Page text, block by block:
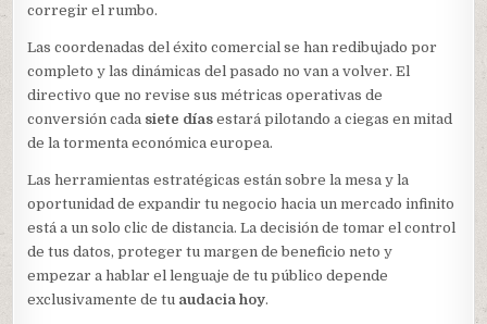
corregir el rumbo.
Las coordenadas del éxito comercial se han redibujado por
completo y las dinámicas del pasado no van a volver. El
directivo que no revise sus métricas operativas de
conversión cada siete días estará pilotando a ciegas en mitad
de la tormenta económica europea.
Las herramientas estratégicas están sobre la mesa y la
oportunidad de expandir tu negocio hacia un mercado infinito
está a un solo clic de distancia. La decisión de tomar el control
de tus datos, proteger tu margen de beneficio neto y
empezar a hablar el lenguaje de tu público depende
exclusivamente de tu audacia hoy.